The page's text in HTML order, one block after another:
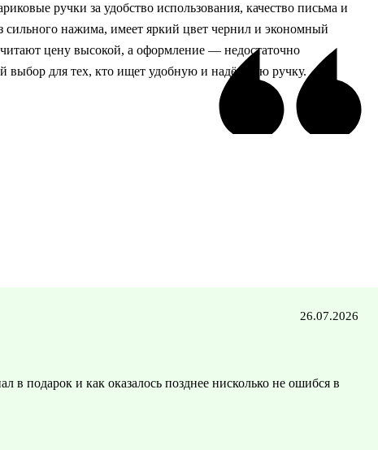
ручки за удобство использования, качество письма и
сильного нажима, имеет яркий цвет чернил и экономный
цену высокой, а оформление — недостаточно
выбор для тех, кто ищет удобную и надёжную ручку.
26.07.2026
в подарок и как оказалось позднее нисколько не ошибся в